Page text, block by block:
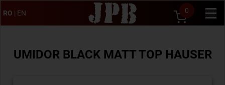
RO | EN 0
UMIDOR BLACK MATT TOP HAUSER